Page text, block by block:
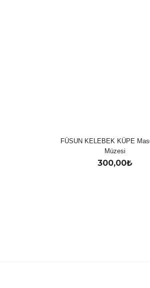
FÜSUN KELEBEK KÜPE
Müzesi
300,00₺